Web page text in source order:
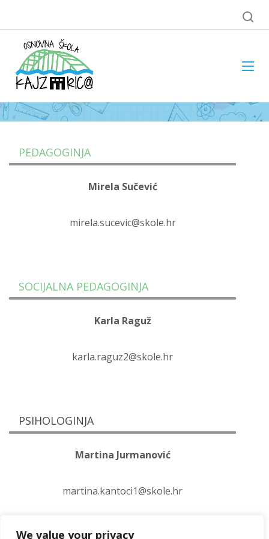
We value your privacy
PEDAGOGINJA
Mirela Sučević
mirela.sucevic@skole.hr
SOCIJALNA PEDAGOGINJA
Karla Raguž
karla.raguz2@skole.hr
PSIHOLOGINJA
Martina Jurmanović
martina.kantoci1@skole.hr